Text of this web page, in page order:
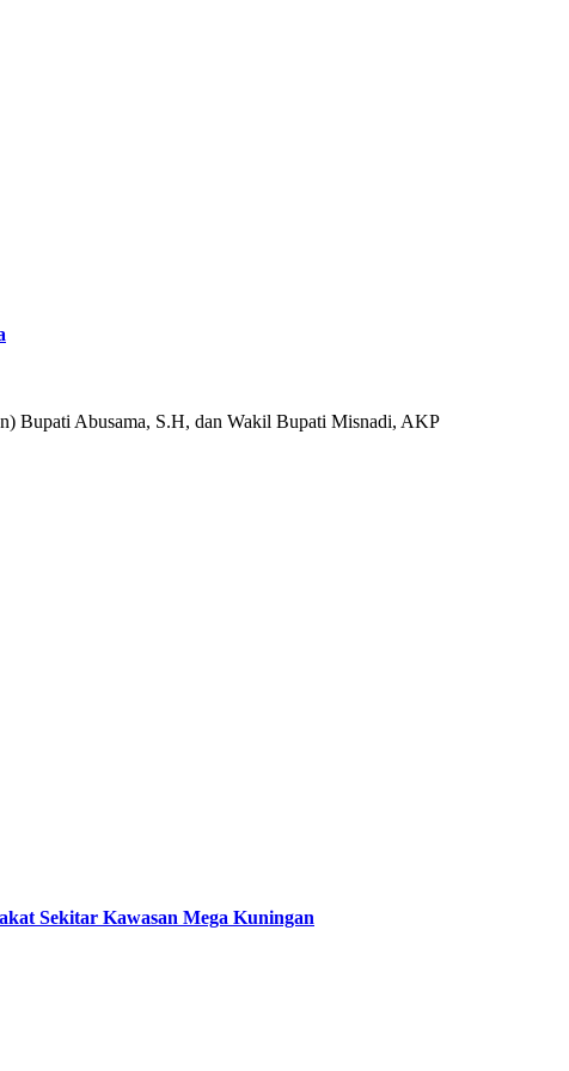
Bupati Abusama, S.H, dan Wakil Bupati Misnadi, AKP
Sekitar Kawasan Mega Kuningan